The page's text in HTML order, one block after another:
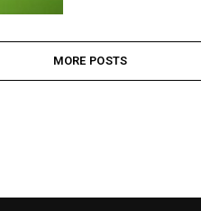
MORE POSTS